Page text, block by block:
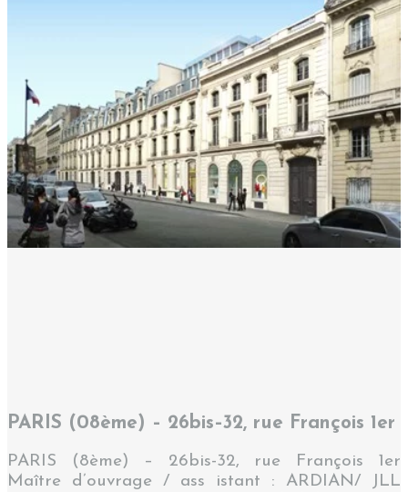
PARIS (08ème) – 26bis–32, rue François 1er
PARIS (8ème) – 26bis-32, rue François 1er
Maître d’ouvrage / ass istant : ARDIAN/ JLL